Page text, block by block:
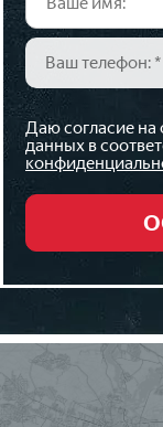
Даю согласие на
данных в